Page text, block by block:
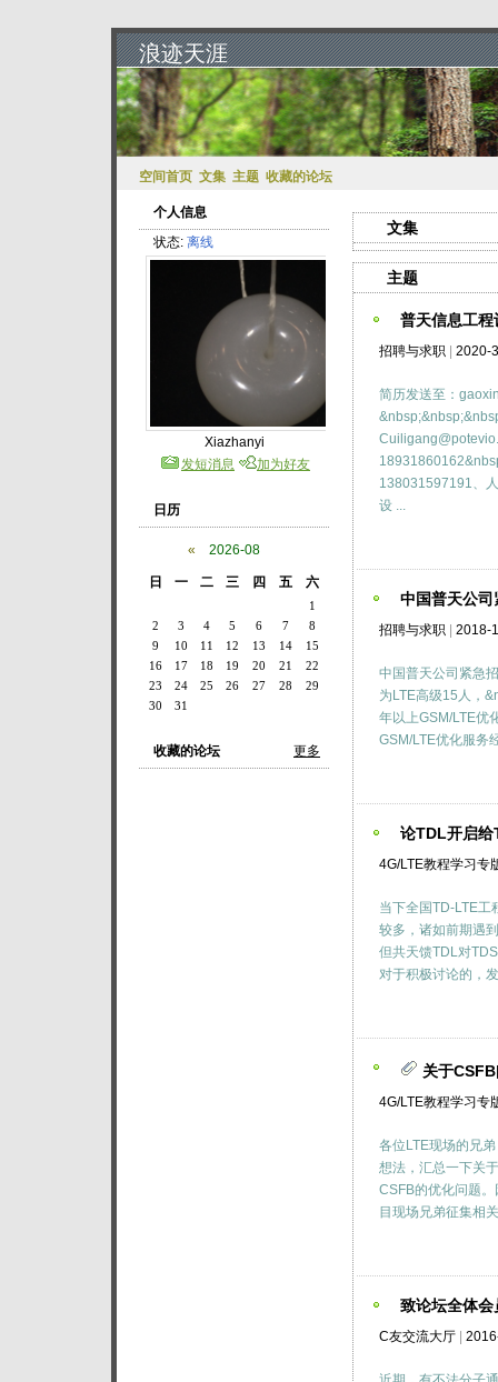
浪迹天涯
空间首页 文集 主题 收藏的论坛
个人信息
状态: 离线
Xiazhanyi
发短消息
加为好友
日历
« 2026-08
日 一 二 三 四 五 六
1
2
3 4 5 6 7
8
9
10 11 12 13 14
15
16
17 18 19 20 21
22
23
24 25 26 27 28
29
30
31
收藏的论坛 更多
文集
主题
普天信息工
招聘与求职 2020-
简历发送至：
138031597191、
设 ...
中国普天公司
招聘与求职 2018-
中国普天公司紧急
为LTE高级15人，
年以上GSM/LTE优
GSM/LTE优化服务
论TDL开启给
4G/LTE教程学习专
当下全国TD-LTE工
较多，诸如前期遇
但共天馈TDL对
对于积极讨论的，
关于
4G/LTE教程学习专
各位LTE现场的兄
想法，汇总一下关
CSFB的优化问题
目现场兄弟征集相
致论坛全体会
C友交流大厅